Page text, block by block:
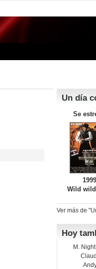
Un día
Se
1999
Wild
Ver más de
Hoy
M.